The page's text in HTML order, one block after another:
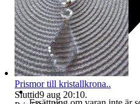
Prismor till kristallkrona..
Sluttid9 aug 20:10.